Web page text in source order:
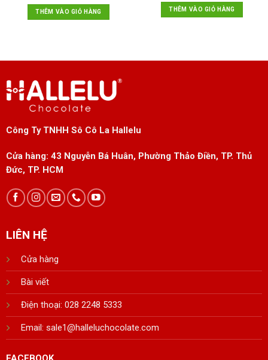
THÊM VÀO GIỎ HÀNG THÊM VÀO GIỎ HÀNG
Công Ty TNHH Sô Cô La Hallelu
Cửa hàng: 43 Nguyễn Bá Huân, Phường Thảo Điền, TP. Thủ
Đức, TP. HCM
LIÊN HỆ
Cửa hàng
Bài viết
Điện thoại: 028 2248 5333
Email: sale1@halleluchocolate.com